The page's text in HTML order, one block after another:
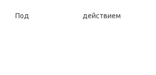
Под действием